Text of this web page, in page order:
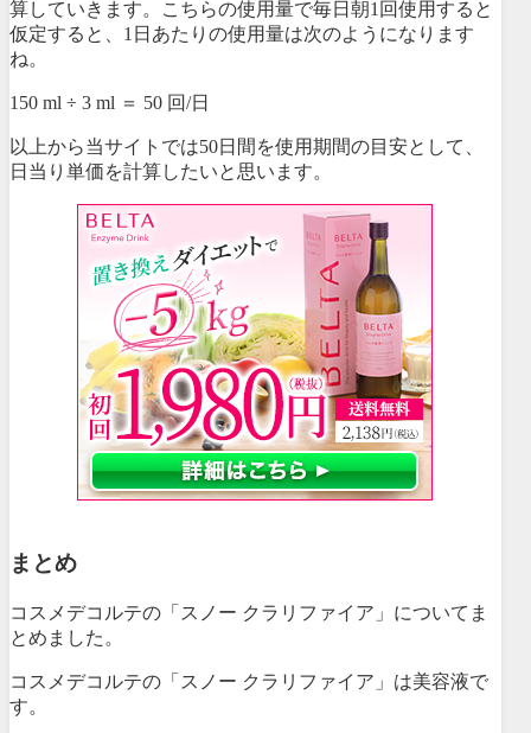
算していきます。こちらの使用量で毎日朝1回使用すると
仮定すると、1日あたりの使用量は次のようになります
ね。
150 ml ÷ 3 ml ＝ 50 回/日
以上から当サイトでは50日間を使用期間の目安として、
日当り単価を計算したいと思います。
まとめ
コスメデコルテの「スノー クラリファイア」についてま
とめました。
コスメデコルテの「スノー クラリファイア」は美容液で
す。